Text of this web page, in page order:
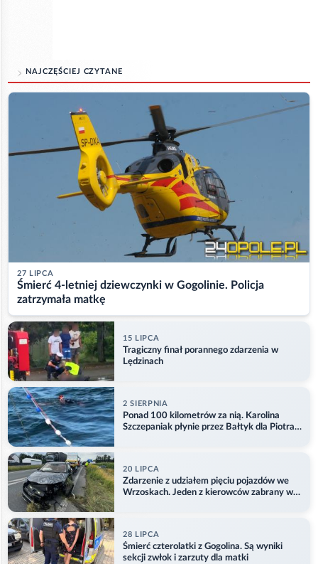
NAJCZĘŚCIEJ CZYTANE
27 LIPCA
Śmierć 4-letniej dziewczynki w Gogolinie. Policja
zatrzymała matkę
15 LIPCA
Tragiczny finał porannego zdarzenia w
Lędzinach
2 SIERPNIA
Ponad 100 kilometrów za nią. Karolina
Szczepaniak płynie przez Bałtyk dla Piotra.
20 LIPCA
Zdarzenie z udziałem pięciu pojazdów we
Wrzoskach. Jeden z kierowców zabrany w
28 LIPCA
Śmierć czterolatki z Gogolina. Są wyniki
sekcji zwłok i zarzuty dla matki